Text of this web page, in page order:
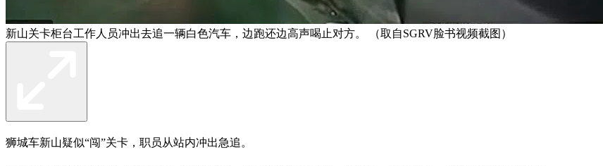
新山关卡柜台工作人员冲出去追一辆白色汽车，边跑还边高声喝止对方。 （取自SGRV脸书视频截图）
狮城车新山疑似“闯”关卡，职员从站内冲出急追。